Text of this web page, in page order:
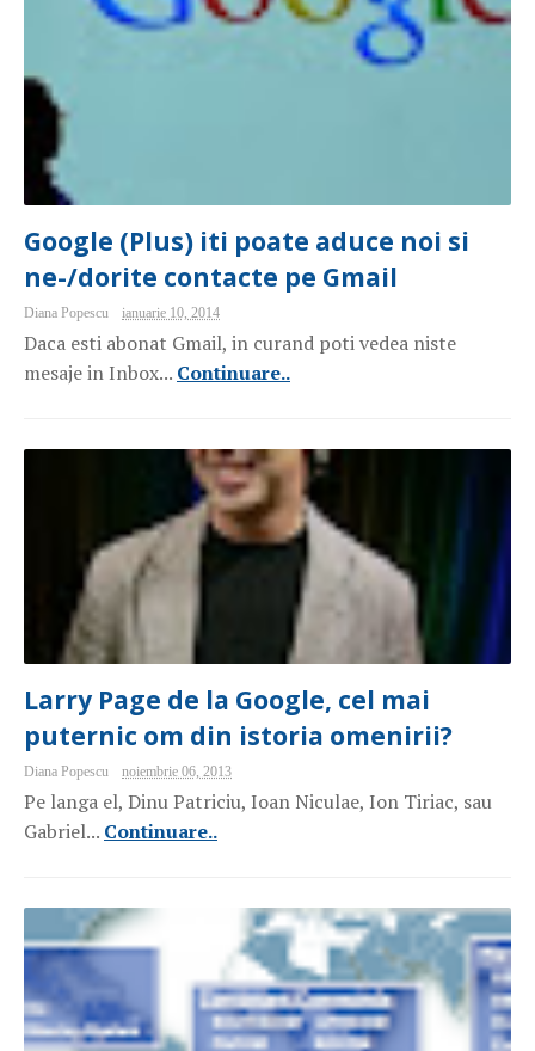
Google (Plus) iti poate aduce noi si
ne-/dorite contacte pe Gmail
Diana Popescu ianuarie 10, 2014
Daca esti abonat Gmail, in curand poti vedea niste
mesaje in Inbox... Continuare..
Larry Page de la Google, cel mai
puternic om din istoria omenirii?
Diana Popescu noiembrie 06, 2013
Pe langa el, Dinu Patriciu, Ioan Niculae, Ion Tiriac, sau
Gabriel... Continuare..